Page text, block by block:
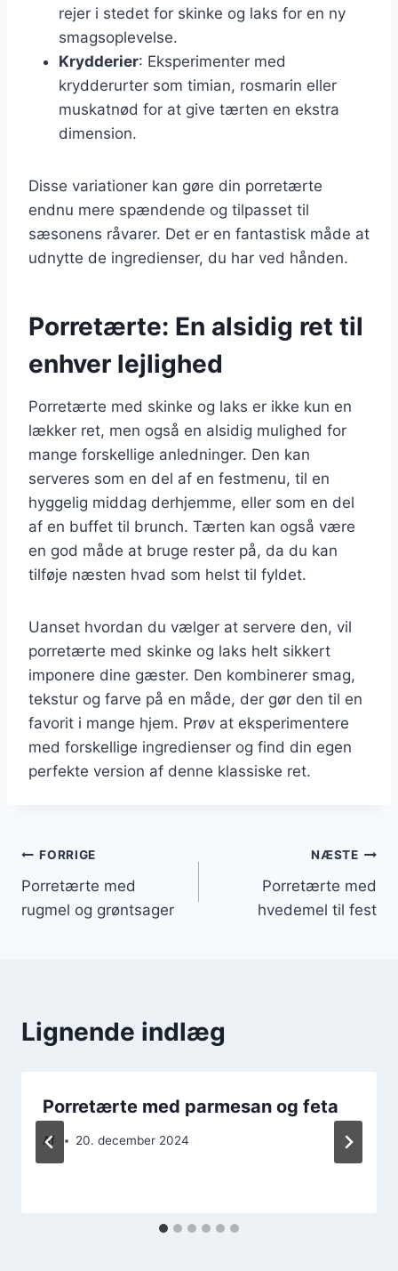
rejer i stedet for skinke og laks for en ny
smagsoplevelse.
Krydderier: Eksperimenter med
krydderurter som timian, rosmarin eller
muskatnød for at give tærten en ekstra
dimension.
Disse variationer kan gøre din porretærte
endnu mere spændende og tilpasset til
sæsonens råvarer. Det er en fantastisk måde at
udnytte de ingredienser, du har ved hånden.
Porretærte: En alsidig ret til
enhver lejlighed
Porretærte med skinke og laks er ikke kun en
lækker ret, men også en alsidig mulighed for
mange forskellige anledninger. Den kan
serveres som en del af en festmenu, til en
hyggelig middag derhjemme, eller som en del
af en buffet til brunch. Tærten kan også være
en god måde at bruge rester på, da du kan
tilføje næsten hvad som helst til fyldet.
Uanset hvordan du vælger at servere den, vil
porretærte med skinke og laks helt sikkert
imponere dine gæster. Den kombinerer smag,
tekstur og farve på en måde, der gør den til en
favorit i mange hjem. Prøv at eksperimentere
med forskellige ingredienser og find din egen
perfekte version af denne klassiske ret.
Indlægsnavigation
FORRIGE
Porretærte med
rugmel og grøntsager
NÆSTE
Porretærte med
hvedemel til fest
Lignende indlæg
Porretærte med parmesan og feta
Af 20. december 2024